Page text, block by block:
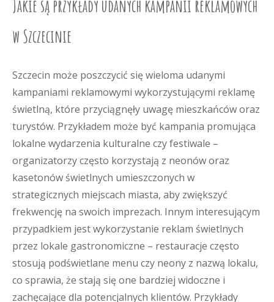
Jakie są przykłady udanych kampanii reklamowych
w Szczecinie
Szczecin może poszczycić się wieloma udanymi
kampaniami reklamowymi wykorzystującymi reklamę
świetlną, które przyciągnęły uwagę mieszkańców oraz
turystów. Przykładem może być kampania promująca
lokalne wydarzenia kulturalne czy festiwale –
organizatorzy często korzystają z neonów oraz
kasetonów świetlnych umieszczonych w
strategicznych miejscach miasta, aby zwiększyć
frekwencję na swoich imprezach. Innym interesującym
przypadkiem jest wykorzystanie reklam świetlnych
przez lokale gastronomiczne – restauracje często
stosują podświetlane menu czy neony z nazwą lokalu,
co sprawia, że stają się one bardziej widoczne i
zachęcające dla potencjalnych klientów. Przykłady